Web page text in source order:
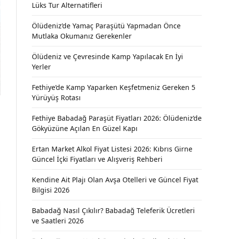
Lüks Tur Alternatifleri
Ölüdeniz’de Yamaç Paraşütü Yapmadan Önce
Mutlaka Okumanız Gerekenler
Ölüdeniz ve Çevresinde Kamp Yapılacak En İyi
Yerler
Fethiye’de Kamp Yaparken Keşfetmeniz Gereken 5
Yürüyüş Rotası
Fethiye Babadağ Paraşüt Fiyatları 2026: Ölüdeniz’de
Gökyüzüne Açılan En Güzel Kapı
Ertan Market Alkol Fiyat Listesi 2026: Kıbrıs Girne
Güncel İçki Fiyatları ve Alışveriş Rehberi
Kendine Ait Plajı Olan Avşa Otelleri ve Güncel Fiyat
Bilgisi 2026
Babadağ Nasıl Çıkılır? Babadağ Teleferik Ücretleri
ve Saatleri 2026